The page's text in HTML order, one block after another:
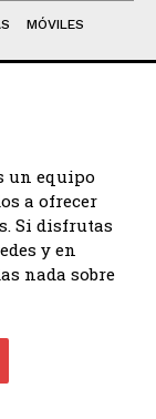
MÓVILES
un equipo
a ofrecer
Si disfrutas
y en
nada sobre